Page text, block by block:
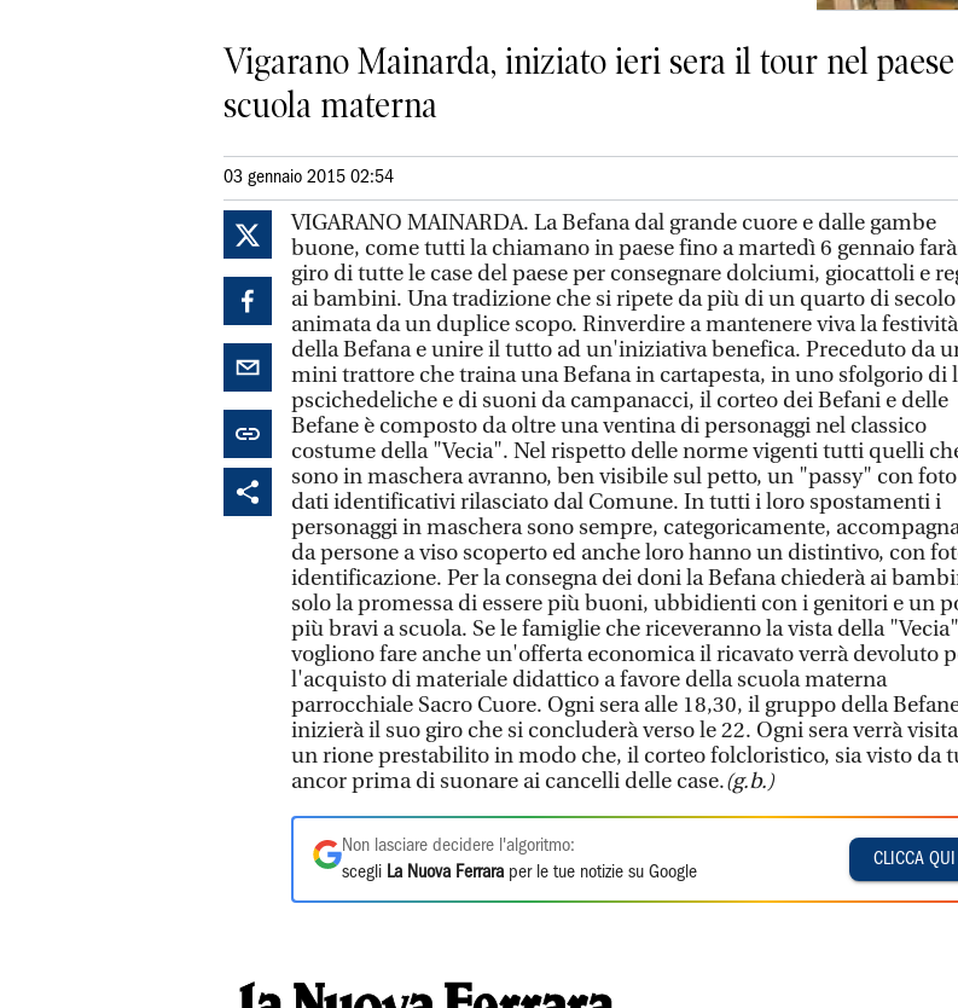
Vigarano Mainarda, iniziato ieri sera il tour nel
scuola materna
03 gennaio 2015 02:54
VIGARANO MAINARDA. La Befana dal grande cuore e dalle gambe
buone, come tutti la chiamano in paese fino a martedì 6 gennaio
giro di tutte le case del paese per consegnare dolciumi, giocattoli e
ai bambini. Una tradizione che si ripete da più di un quarto di secolo
animata da un duplice scopo. Rinverdire a mantenere viva la festività
della Befana e unire il tutto ad un'iniziativa benefica. Preceduto da
mini trattore che traina una Befana in cartapesta, in uno sfolgorio di
pscichedeliche e di suoni da campanacci, il corteo dei Befani e delle
Befane è composto da oltre una ventina di personaggi nel classico
costume della "Vecia". Nel rispetto delle norme vigenti tutti quelli
sono in maschera avranno, ben visibile sul petto, un "passy" con
dati identificativi rilasciato dal Comune. In tutti i loro spostamenti i
personaggi in maschera sono sempre, categoricamente,
da persone a viso scoperto ed anche loro hanno un distintivo, con
identificazione. Per la consegna dei doni la Befana chiederà ai
solo la promessa di essere più buoni, ubbidienti con i genitori e un
più bravi a scuola. Se le famiglie che riceveranno la vista della "Vecia"
vogliono fare anche un'offerta economica il ricavato verrà devoluto
l'acquisto di materiale didattico a favore della scuola materna
parrocchiale Sacro Cuore. Ogni sera alle 18,30, il gruppo della
inizierà il suo giro che si concluderà verso le 22. Ogni sera verrà
un rione prestabilito in modo che, il corteo folcloristico, sia visto da
ancor prima di suonare ai cancelli delle case.(g.b.)
Non lasciare decidere l'algoritmo:
scegli La Nuova Ferrara per le tue notizie su Google
CLICCA QUI